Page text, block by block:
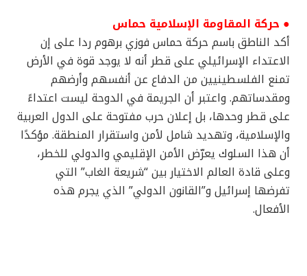
● حركة المقاومة الإسلامية حماس
أكد الناطق باسم حركة حماس فوزي برهوم ردا على إن
الاعتداء الإسرائيلي على قطر أنه لا يوجد قوة في الأرض
تمنع الفلسطينيين من الدفاع عن أنفسهم وأرضهم
ومقدساتهم. واعتبر أن الجريمة في الدوحة ليست اعتداءً
على قطر وحدها، بل إعلان حرب مفتوحة على الدول العربية
والإسلامية، وتهديد شامل لأمن واستقرار المنطقة. مؤكدًا
أن هذا السلوك يعرّض الأمن الإقليمي والدولي للخطر،
وعلى قادة العالم الاختيار بين “شريعة الغاب” التي
تفرضها إسرائيل و”القانون الدولي” الذي يجرم هذه
الأفعال.